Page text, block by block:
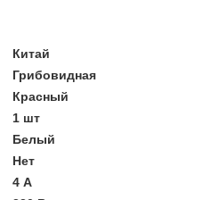
Китай
Грибовидная
Красный
1 шт
Белый
Нет
4 А